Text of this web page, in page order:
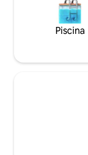
Piscina